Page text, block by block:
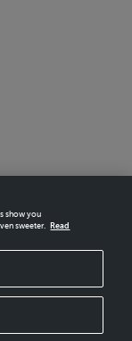
IN MINUTES.
show you
sweeter.
Read